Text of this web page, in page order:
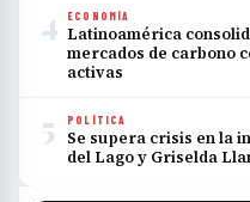
4 ECONOMÍA
Latinoamérica
mercados de carbono
activas
5 POLÍTICA
Se supera crisis en la
del Lago y Griselda